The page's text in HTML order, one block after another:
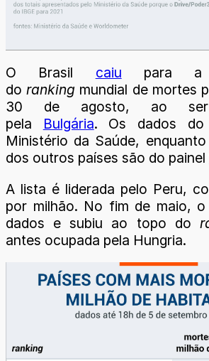
O Brasil caiu para a
doranking mundial de mortes
30 de agosto, ao ser
pela Bulgária.
Os dados
Ministério da Saúde,
dos outros países são do painel
A lista é liderada pelo Peru,
por milhão. No fim de maio, o
dados e subiu ao topo do
antes ocupada pela Hungria.